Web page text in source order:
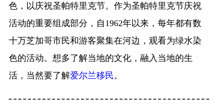
色，以庆祝圣帕特里克节。作为圣帕特里克节庆祝
活动的重要组成部分，自1962年以来，每年都有数
十万芝加哥市民和游客聚集在河边，观看为绿水染
色的活动。想多了解当地的文化，融入当地的生
活，当然要了解爱尔兰移民。